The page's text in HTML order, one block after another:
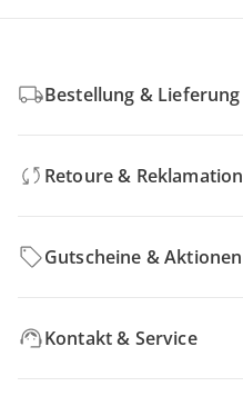
Bestellung & Lieferung
Retoure & Reklamation
Gutscheine & Aktionen
Kontakt & Service